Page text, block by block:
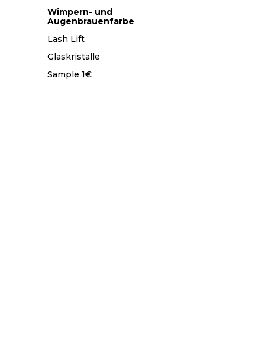
Wimpern- und
Augenbrauenfarbe
Lash Lift
Glaskristalle
Sample 1€